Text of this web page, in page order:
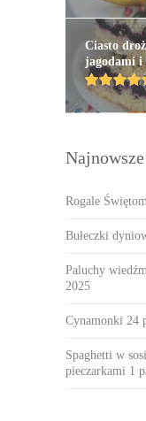
Ciasto
jagodami i
Rogale
Bułeczki
Paluchy
2025
Cynamonki 24
Spaghetti w
pieczarkami 1